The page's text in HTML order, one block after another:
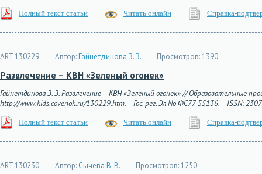
Полный текст статьи Читать онлайн Справка-
ART 130229 Автор:Гайнетдинова З. З. Просмотров:1390
Развлечение – КВН «Зеленый огонек»
Гайнетдинова З. З. Развлечение – КВН «Зеленый огонек» // Образовательные
http://www.kids.covenok.ru/130229.htm. – Гос. рег. Эл No ФС77-55136. – ISSN:
Полный текст статьи Читать онлайн Справка-
ART 130230 Автор: Сычева В. В. Просмотров:1250